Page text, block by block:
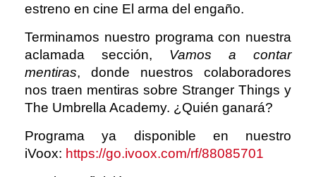
estreno en cine El arma del engaño.
Terminamos nuestro programa con nuestra
aclamada sección, Vamos a contar
mentiras, donde nuestros colaboradores
nos traen mentiras sobre Stranger Things y
The Umbrella Academy. ¿Quién ganará?
Programa ya disponible en nuestro
iVoox: https://go.ivoox.com/rf/88085701